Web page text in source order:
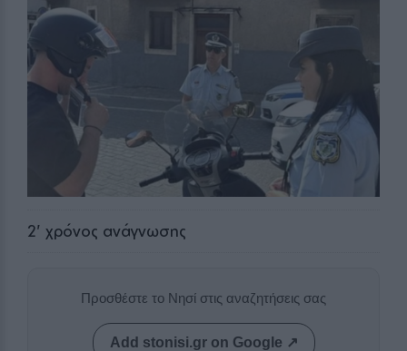
2' χρόνος ανάγνωσης
Προσθέστε το Νησί στις αναζητήσεις σας
Add stonisi.gr on Google ↗